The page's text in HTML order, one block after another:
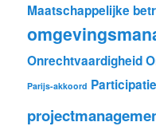
Maatschappelijke
Onrechtvaardigheid
Parijs-akkoord Participatie